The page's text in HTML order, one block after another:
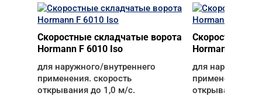
Скоростные складчатые ворота
Hormann F 6010 Iso
для наружного/внутреннего
применения. скорость
открывания до 1,0 м/с.
Скоростные
Hormann F
для наружного/
применения.
открывания до